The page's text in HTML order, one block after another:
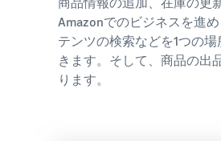
Amazonでのビジネスを進
テンツの検索などを1つの
きます。そして、商品の出
ります。